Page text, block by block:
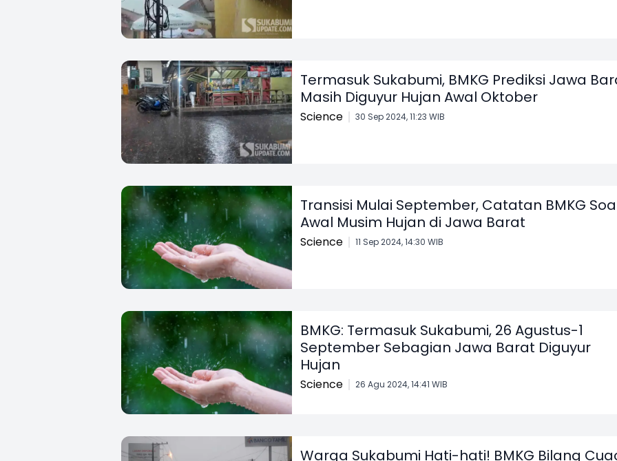
Termasuk Sukabumi, BMKG Prediksi Jawa
Masih Diguyur Hujan Awal Oktober
Science 30 Sep 2024, 11:23 WIB
Transisi Mulai September, Catatan BMKG
Awal Musim Hujan di Jawa Barat
Science 11 Sep 2024, 14:30 WIB
BMKG: Termasuk Sukabumi, 26 Agustus-1
September Sebagian Jawa Barat Diguyur
Hujan
Science 26 Agu 2024, 14:41 WIB
Warga Sukabumi Hati-hati! BMKG Bilang